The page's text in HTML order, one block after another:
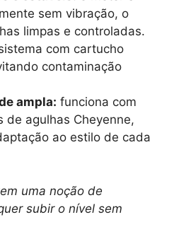
sem vibração, o
limpas e controladas.
com cartucho
contaminação
ampla: funciona com
de agulhas Cheyenne,
ao estilo de cada
uma noção de
subir o nível sem